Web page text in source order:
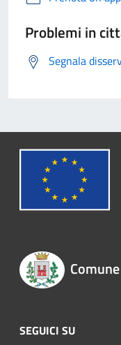
Problemi in
Segnala
SEGUICI SU